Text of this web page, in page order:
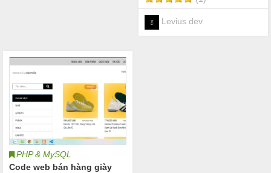
Levius dev
PHP & MySQL
Code web bán hàng giày